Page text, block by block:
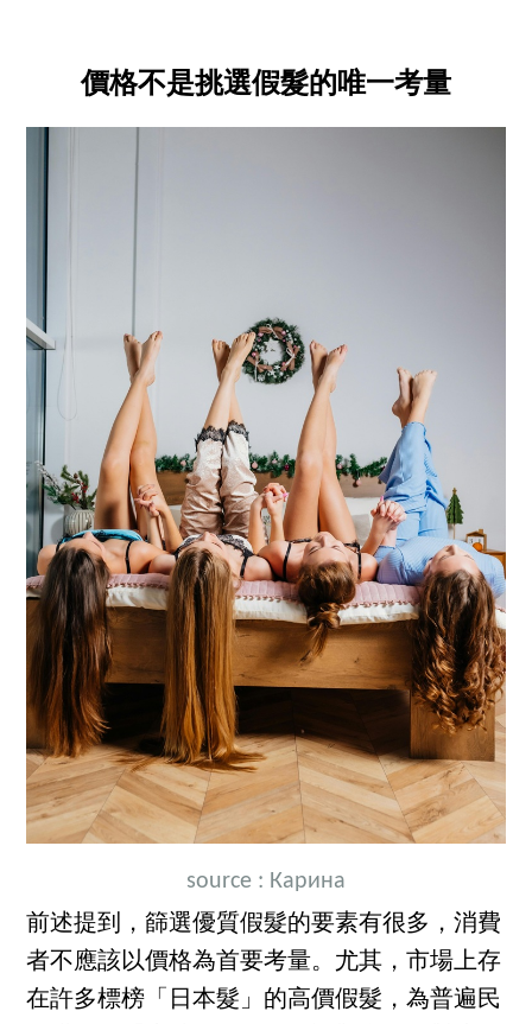
價格不是挑選假髮的唯一考量
source : Карина
前述提到，篩選優質假髮的要素有很多，消費
者不應該以價格為首要考量。尤其，市場上存
在許多標榜「日本髮」的高價假髮，為普遍民